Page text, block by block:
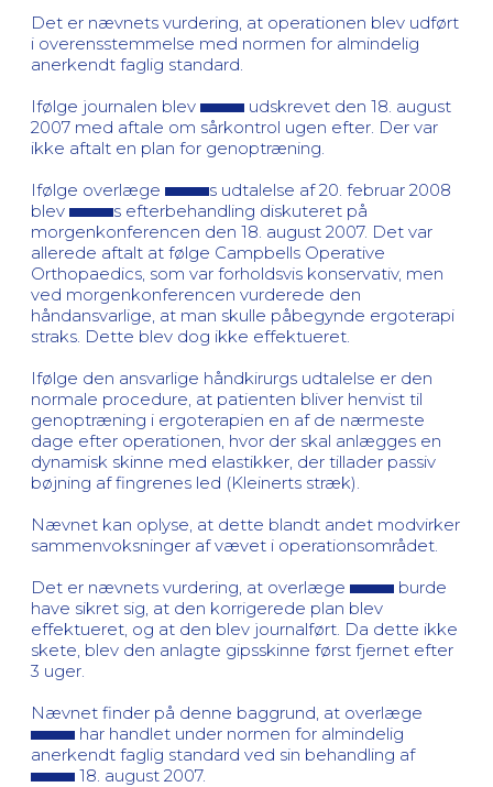
Det er nævnets vurdering, at operationen blev udført
i overensstemmelse med normen for almindelig
anerkendt faglig standard.
Ifølge journalen blev
udskrevet den 18. august
2007 med aftale om sårkontrol ugen efter. Der var
ikke aftalt en plan for genoptræning.
Ifølge overlæge
s udtalelse af 20. februar 2008
blev
s efterbehandling diskuteret på
morgenkonferencen den 18. august 2007. Det var
allerede aftalt at følge Campbells Operative
Orthopaedics, som var forholdsvis konservativ, men
ved morgenkonferencen vurderede den
håndansvarlige, at man skulle påbegynde ergoterapi
straks. Dette blev dog ikke effektueret.
Ifølge den ansvarlige håndkirurgs udtalelse er den
normale procedure, at patienten bliver henvist til
genoptræning i ergoterapien en af de nærmeste
dage efter operationen, hvor der skal anlægges en
dynamisk skinne med elastikker, der tillader passiv
bøjning af fingrenes led (Kleinerts stræk).
Nævnet kan oplyse, at dette blandt andet modvirker
sammenvoksninger af vævet i operationsområdet.
Det er nævnets vurdering, at overlæge
burde
have sikret sig, at den korrigerede plan blev
effektueret, og at den blev journalført. Da dette ikke
skete, blev den anlagte gipsskinne først fjernet efter
3 uger.
Nævnet finder på denne baggrund, at overlæge
har handlet under normen for almindelig
anerkendt faglig standard ved sin behandling af
18. august 2007.